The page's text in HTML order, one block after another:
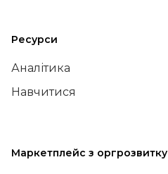
Ресурси
Аналітика
Навчитися
Маркетплейс з оргрозвитку